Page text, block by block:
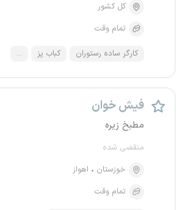
کل کشور
تمام وقت
کارگر ساده رستوران کباب پز ...
فیش خوان
مطبخ زیره
منقضی شده
خوزستان
اهواز
تمام وقت